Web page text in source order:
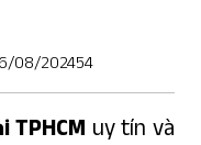
08/202454
TPHCM uy tín và